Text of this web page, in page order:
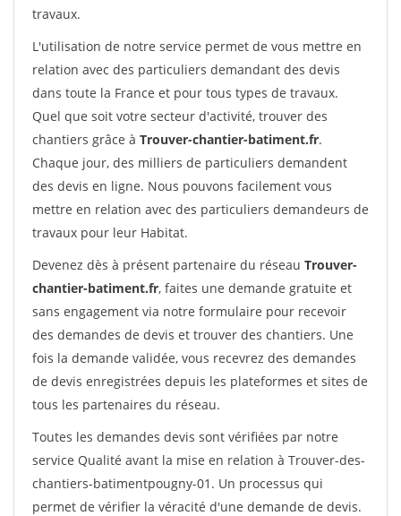
travaux.
L'utilisation de notre service permet de vous mettre en
relation avec des particuliers demandant des devis
dans toute la France et pour tous types de travaux.
Quel que soit votre secteur d'activité, trouver des
chantiers grâce à Trouver-chantier-batiment.fr.
Chaque jour, des milliers de particuliers demandent
des devis en ligne. Nous pouvons facilement vous
mettre en relation avec des particuliers demandeurs de
travaux pour leur Habitat.
Devenez dès à présent partenaire du réseau Trouver-
chantier-batiment.fr, faites une demande gratuite et
sans engagement via notre formulaire pour recevoir
des demandes de devis et trouver des chantiers. Une
fois la demande validée, vous recevrez des demandes
de devis enregistrées depuis les plateformes et sites de
tous les partenaires du réseau.
Toutes les demandes devis sont vérifiées par notre
service Qualité avant la mise en relation à Trouver-des-
chantiers-batimentpougny-01. Un processus qui
permet de vérifier la véracité d'une demande de devis.